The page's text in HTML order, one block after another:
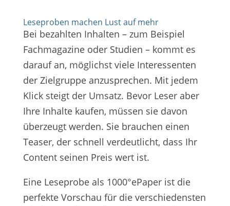
Leseproben machen Lust auf mehr
Bei bezahlten Inhalten – zum Beispiel
Fachmagazine oder Studien – kommt es
darauf an, möglichst viele Interessenten
der Zielgruppe anzusprechen. Mit jedem
Klick steigt der Umsatz. Bevor Leser aber
Ihre Inhalte kaufen, müssen sie davon
überzeugt werden. Sie brauchen einen
Teaser, der schnell verdeutlicht, dass Ihr
Content seinen Preis wert ist.
Eine Leseprobe als 1000°ePaper ist die
perfekte Vorschau für die verschiedensten